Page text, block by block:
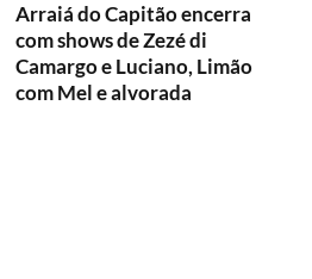
Arraiá do Capitão encerra
com shows de Zezé di
Camargo e Luciano, Limão
com Mel e alvorada